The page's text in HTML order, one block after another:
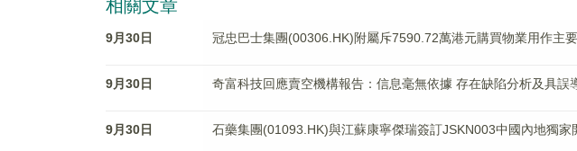
相關文章
9月30日 冠忠巴士集團(00306.HK)附屬斥7590.72萬港元購買物業用作主
9月30日 奇富科技回應賣空機構報告：信息毫無依據 存在缺陷分析及具誤
9月30日 石藥集團(01093.HK)與江蘇康寧傑瑞簽訂JSKN003中國內地獨家